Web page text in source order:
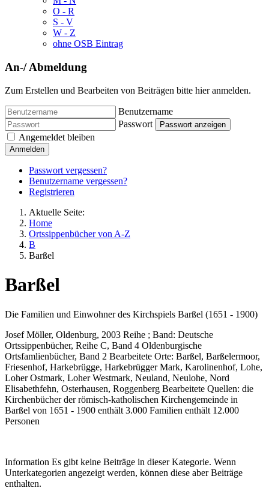
O - R
S - V
W - Z
ohne OSB Eintrag
An-/ Abmeldung
Zum Erstellen und Bearbeiten von Beiträgen bitte hier anmelden.
Benutzername
Passwort
Passwort anzeigen
Angemeldet bleiben
Anmelden
Passwort vergessen?
Benutzername vergessen?
Registrieren
Aktuelle Seite:
Home
Ortssippenbücher von A-Z
B
Barßel
Barßel
Die Familien und Einwohner des Kirchspiels Barßel (1651 - 1900)
Josef Möller, Oldenburg, 2003 Reihe ; Band: Deutsche
Ortssippenbücher, Reihe C, Band 4 Oldenburgische
Ortsfamlienbücher, Band 2 Bearbeitete Orte: Barßel, Barßelermoor,
Friesenhof, Harkebrügge, Harkebrügger Mark, Karolinenhof, Lohe,
Loher Ostmark, Loher Westmark, Neuland, Neulohe, Nord
Elisabethfehn, Osterhausen, Roggenberg Bearbeitete Quellen: die
Kirchenbücher der römisch-katholischen Kirchengemeinde in
Barßel von 1651 - 1900 enthält 3.000 Familien enthält 12.000
Personen
Information Es gibt keine Beiträge in dieser Kategorie. Wenn
Unterkategorien angezeigt werden, können diese aber Beiträge
enthalten.